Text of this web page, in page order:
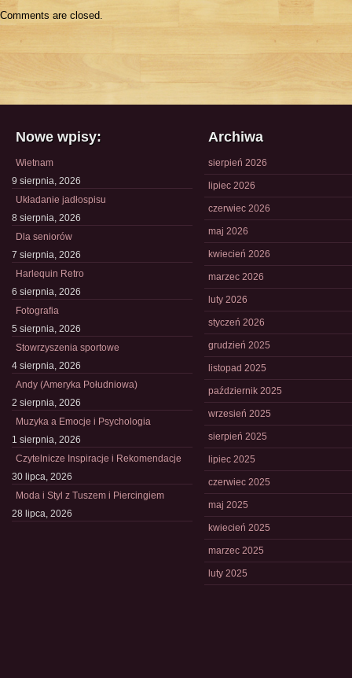
Comments are closed.
Nowe wpisy:
Wietnam
9 sierpnia, 2026
Układanie jadłospisu
8 sierpnia, 2026
Dla seniorów
7 sierpnia, 2026
Harlequin Retro
6 sierpnia, 2026
Fotografia
5 sierpnia, 2026
Stowrzyszenia sportowe
4 sierpnia, 2026
Andy (Ameryka Południowa)
2 sierpnia, 2026
Muzyka a Emocje i Psychologia
1 sierpnia, 2026
Czytelnicze Inspiracje i Rekomendacje
30 lipca, 2026
Moda i Styl z Tuszem i Piercingiem
28 lipca, 2026
Archiwa
sierpień 2026
lipiec 2026
czerwiec 2026
maj 2026
kwiecień 2026
marzec 2026
luty 2026
styczeń 2026
grudzień 2025
listopad 2025
październik 2025
wrzesień 2025
sierpień 2025
lipiec 2025
czerwiec 2025
maj 2025
kwiecień 2025
marzec 2025
luty 2025